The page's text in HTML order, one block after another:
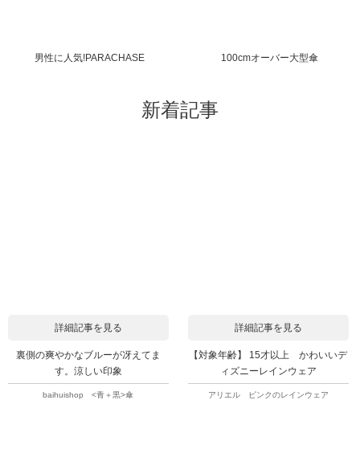
男性に人気!PARACHASE 100cmオーバー大型傘
新着記事
詳細記事を見る
裏側の爽やかなブルーが冴えてま
す。涼しい印象
baihuishop <青＋黒>傘
詳細記事を見る
【対象年齢】 15才以上 かわいいデ
ィズニーレインウェア
アリエル ピンクのレインウェア